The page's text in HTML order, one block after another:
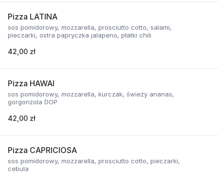
Pizza LATINA
sos pomidorowy, mozzarella, prosciutto cotto, salami,
pieczarki, ostra papryczka jalapeno, płatki chili
42,00 zł
Pizza HAWAI
sos pomidorowy, mozzarella, kurczak, świeży ananas,
gorgonzola DOP
42,00 zł
Pizza CAPRICIOSA
sos pomidorowy, mozzarella, prosciutto cotto, pieczarki,
cebula